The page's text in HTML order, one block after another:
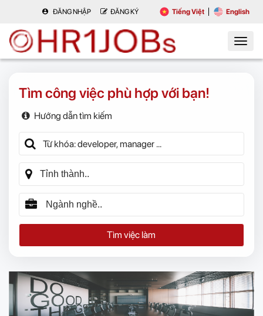
ĐĂNG NHẬP ĐĂNG KÝ Tiếng Việt English
Tìm công việc phù hợp với bạn!
Hướng dẫn tìm kiếm
Tìm việc làm